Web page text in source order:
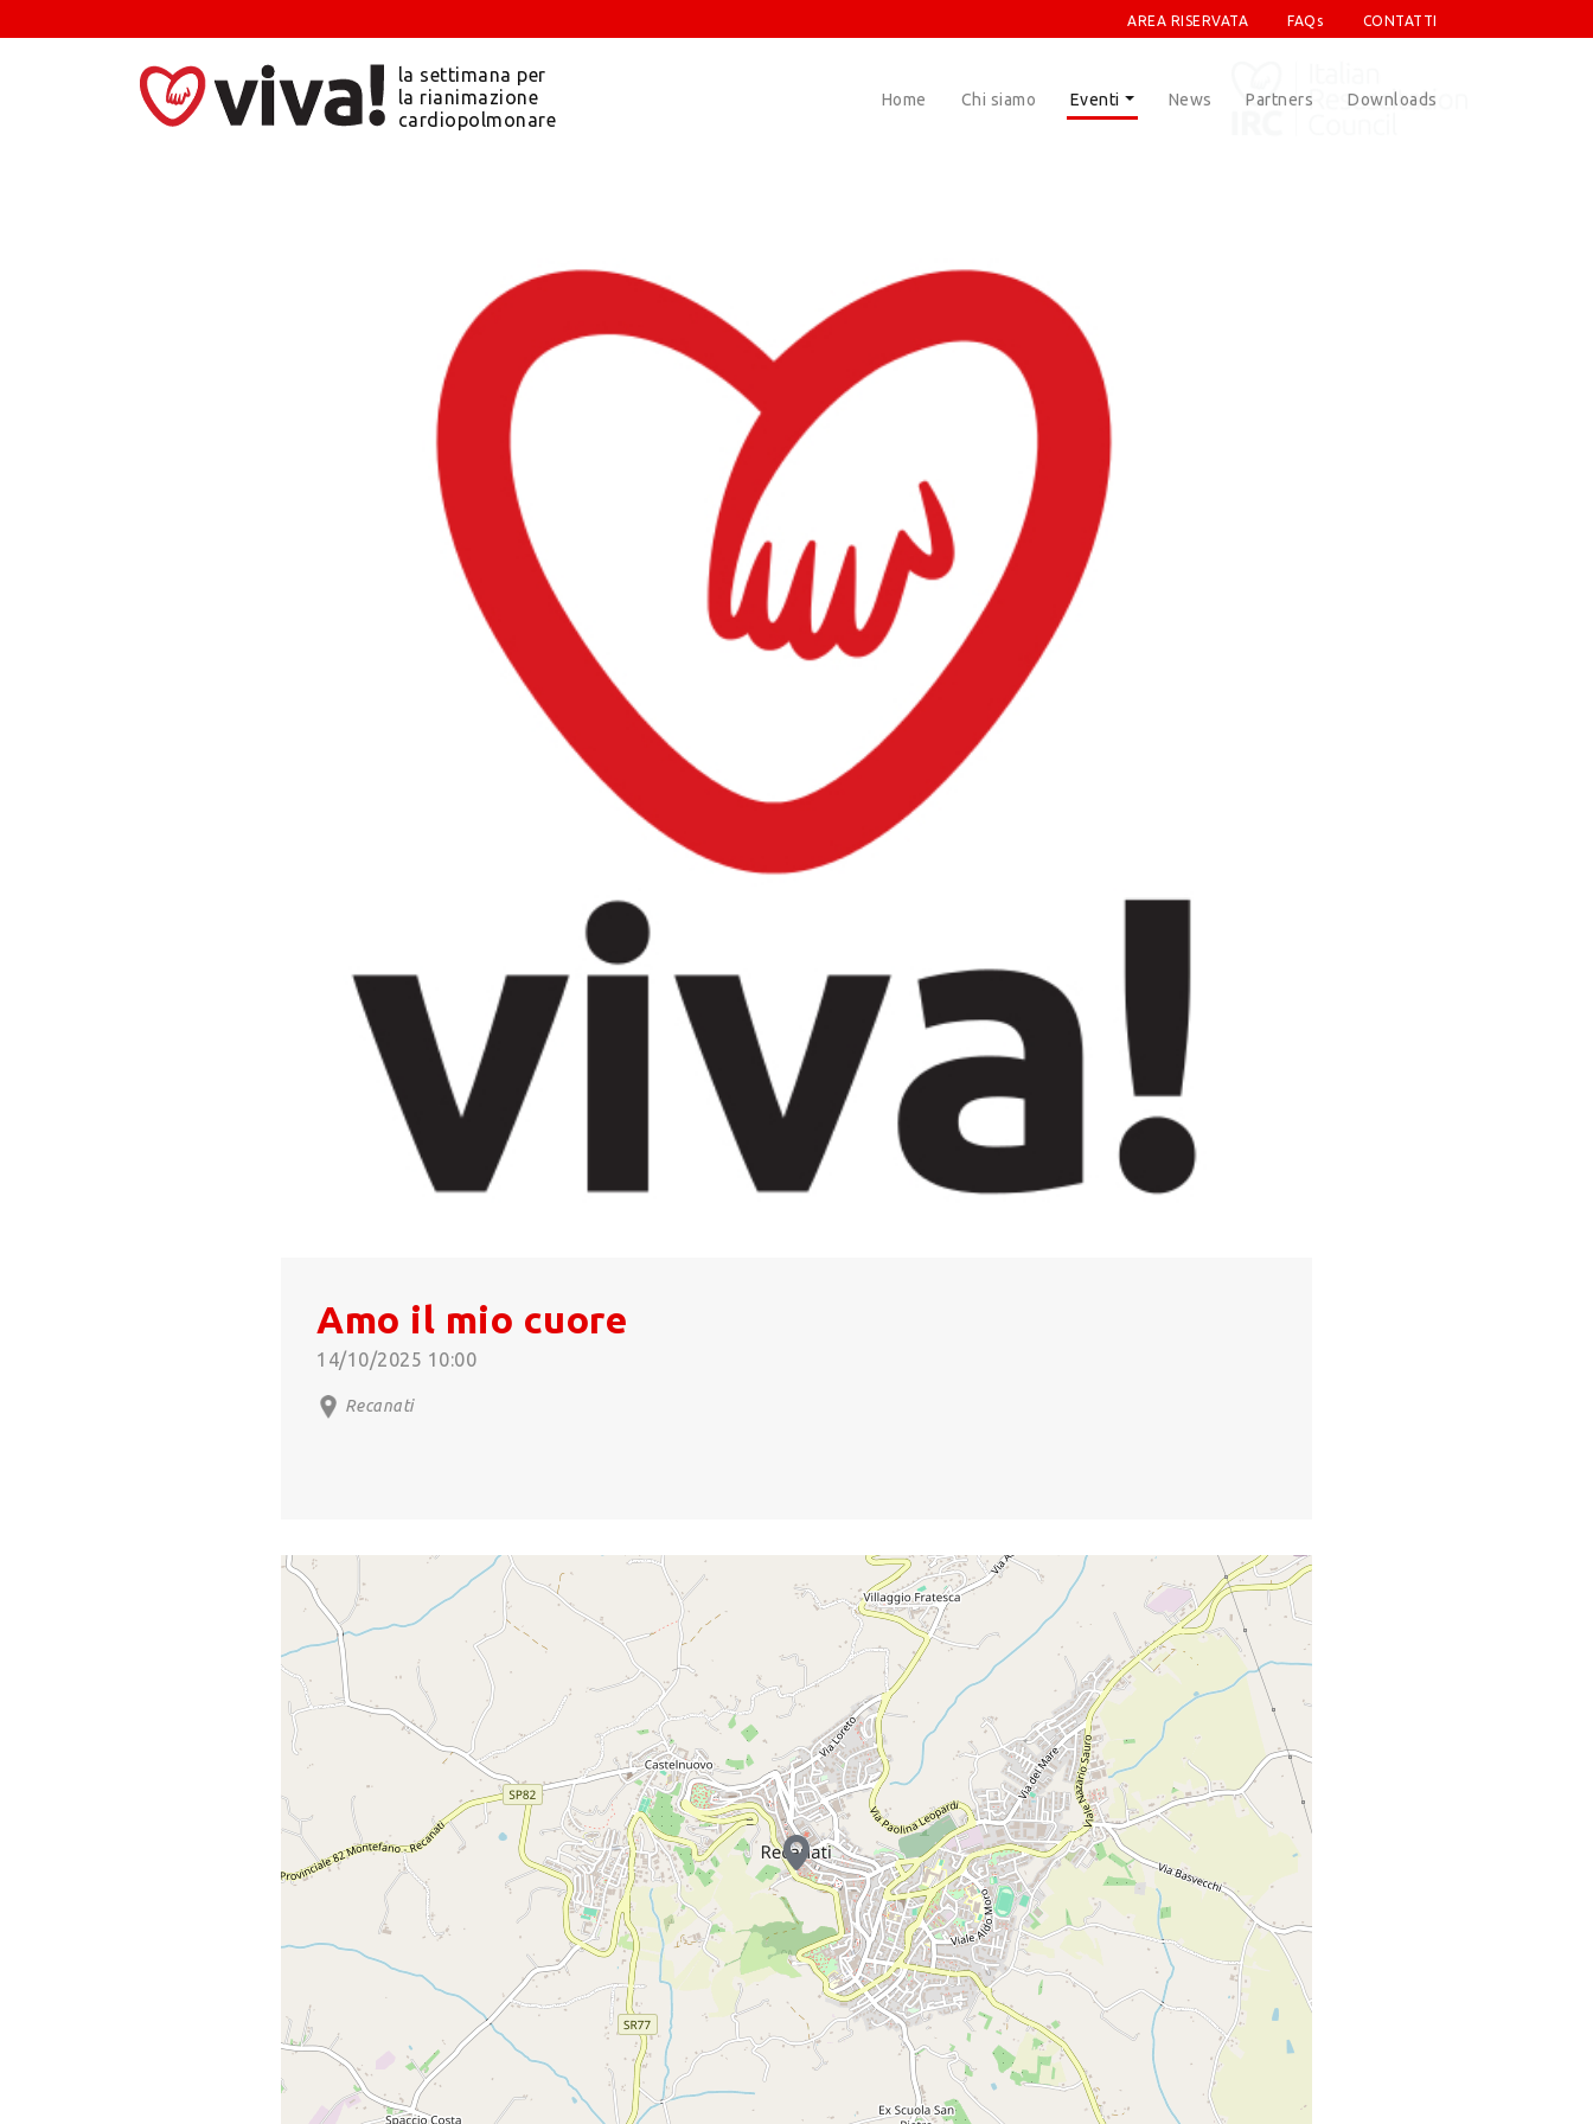
AREA RISERVATA FAQs CONTATTI
la settimana per
la rianimazione
cardiopolmonare
Home Chi siamo Eventi News Partners Downloads
Amo il mio cuore
14/10/2025 10:00
Recanati